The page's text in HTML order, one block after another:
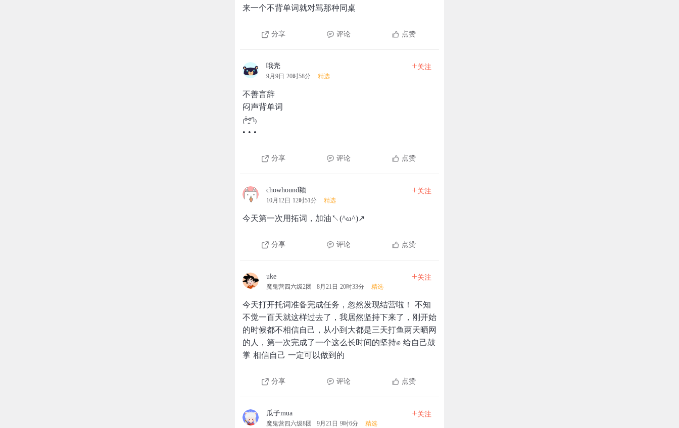
来一个不背单词就对骂那种同桌
分享 评论 点赞
哦壳
9月9日 20时58分 精选
+关注
不善言辞
闷声背单词
₍͘⚯̯૧₎
• • •
分享 评论 点赞
chowhound颖
10月12日 12时51分 精选
+关注
今天第一次用拓词，加油↖(^ω^)↗
分享 评论 点赞
uke
魔鬼营四六级2团 8月21日 20时33分 精选
+关注
今天打开托词准备完成任务，忽然发现结营啦！ 不知
不觉一百天就这样过去了，我居然坚持下来了，刚开始
的时候都不相信自己，从小到大都是三天打鱼两天晒网
的人，第一次完成了一个这么长时间的坚持✊ 给自己鼓
掌 相信自己 一定可以做到的
分享 评论 点赞
瓜子mua
魔鬼营四六级8团 9月21日 9时6分 精选
+关注